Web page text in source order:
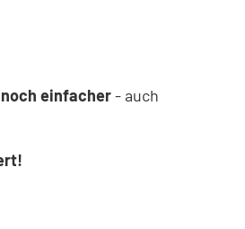
einfacher- auch